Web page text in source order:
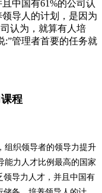
中国有61%的公司认
导人的计划，是因为
认为，就算有人培
:”管理者首要的任务就
程
组织领导者的领导力提升
能力人才比例最高的国家
领导力人才，并且中国有